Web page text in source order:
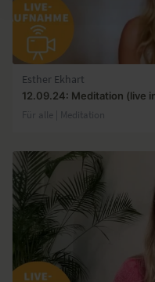
Esther Ekhart
12.09.24: Meditation (live
Für alle | Meditation